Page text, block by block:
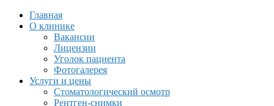
Главная
О клинике
Вакансии
Лицензии
Уголок пациента
Фотогалерея
Услуги и цены
Стоматологический осмотр
Рентген-снимки